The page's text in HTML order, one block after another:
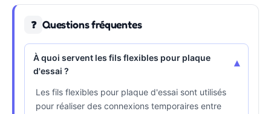
❓ Questions fréquentes
À quoi servent les fils flexibles pour plaque
d'essai ?
▾
Les fils flexibles pour plaque d'essai sont utilisés
pour réaliser des connexions temporaires entre